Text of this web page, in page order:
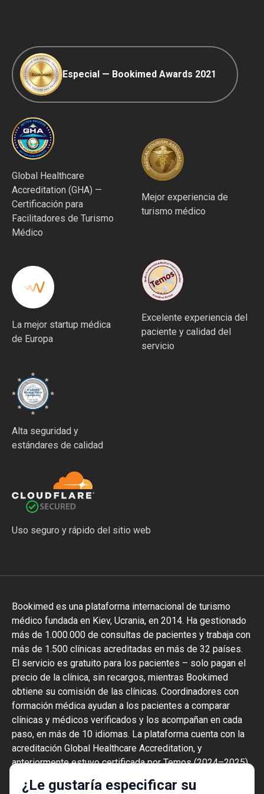
¿Le gustaría especificar su
Especial — Bookimed Awards 2021
Global Healthcare
Accreditation (GHA) —
Certificación para
Facilitadores de Turismo
Médico
Mejor experiencia de
turismo médico
La mejor startup médica
de Europa
Excelente experiencia del
paciente y calidad del
servicio
Alta seguridad y
estándares de calidad
Uso seguro y rápido del sitio web
Bookimed es una plataforma internacional de turismo
médico fundada en Kiev, Ucrania, en 2014. Ha gestionado
más de 1.000.000 de consultas de pacientes y trabaja con
más de 1.500 clínicas acreditadas en más de 32 países.
El servicio es gratuito para los pacientes – solo pagan el
precio de la clínica, sin recargos, mientras Bookimed
obtiene su comisión de las clínicas. Coordinadores con
formación médica ayudan a los pacientes a comparar
clínicas y médicos verificados y los acompañan en cada
paso, en más de 10 idiomas. La plataforma cuenta con la
acreditación Global Healthcare Accreditation, y
anteriormente estuvo certificada por Temos (2024–2025).
Tiene una valoración de 4,6 en Trustpilot y 4,4 en Google
Reviews.